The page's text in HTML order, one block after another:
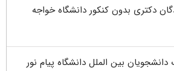
دکتری بدون کنکور دانشگاه خواجه
بین الملل دانشگاه پیام نور